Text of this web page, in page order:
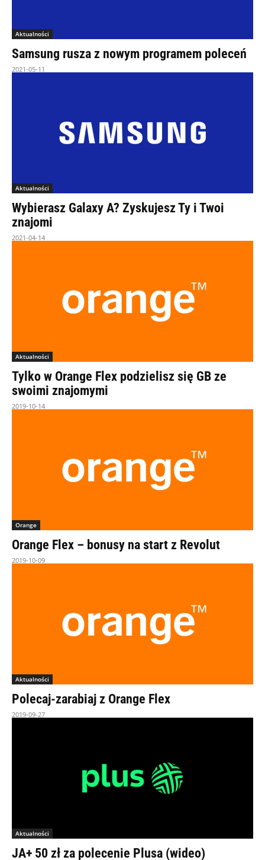
Aktualności
Samsung rusza z nowym programem poleceń
2021-05-11
Aktualności
Wybierasz Galaxy A? Zyskujesz Ty i Twoi
znajomi
2021-04-14
Aktualności
Tylko w Orange Flex podzielisz się GB ze
swoimi znajomymi
2019-10-14
Orange
Orange Flex – bonusy na start z Revolut
2019-10-09
Aktualności
Polecaj-zarabiaj z Orange Flex
2019-09-27
Aktualności
JA+ 50 zł za polecenie Plusa (wideo)